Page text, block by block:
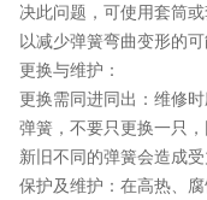
决此问题，可使用套筒
以减少弹簧弯曲变形的可
更换与维护：
更换需同进同出：维修
弹簧，不要只更换一只，
新旧不同的弹簧会造成受
保护及维护：在高热、